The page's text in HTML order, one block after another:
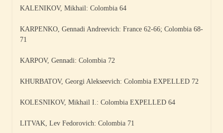
KALENIKOV, Mikhail: Colombia 64
KARPENKO, Gennadi Andreevich: France 62-66; Colombia 68-
71
KARPOV, Gennadi: Colombia 72
KHURBATOV, Georgi Alekseevich: Colombia EXPELLED 72
KOLESNIKOV, Mikhail I.: Colombia EXPELLED 64
LITVAK, Lev Fedorovich: Colombia 71